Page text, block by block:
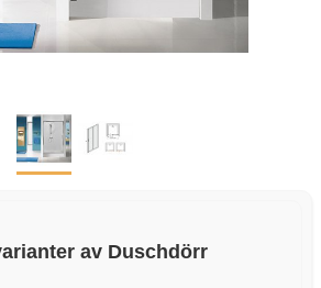
av Duschdörr